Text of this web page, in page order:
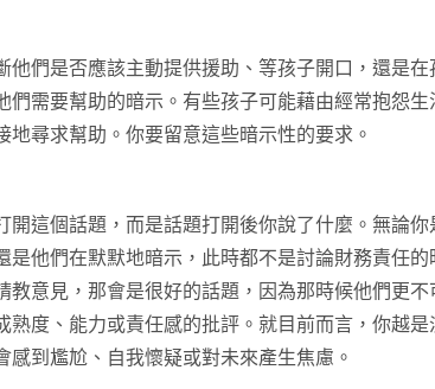
他們是否應該主動提供援助、等孩子開口，還是在
們需要幫助的暗示。有些孩子可能藉由經常抱怨生
地尋求幫助。你要留意這些暗示性的要求。
開這個話題，而是話題打開後你說了什麼。無論你
是他們在默默地暗示，此時都不是討論財務責任的
教意見，那會是很好的話題，因為那時候他們更不
熟度、能力或責任感的批評。就目前而言，你越是
感到尷尬、自我懷疑或對未來產生焦慮。